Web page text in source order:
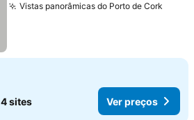
Vistas panorâmicas do Porto de Cork
4 sites Ver preços